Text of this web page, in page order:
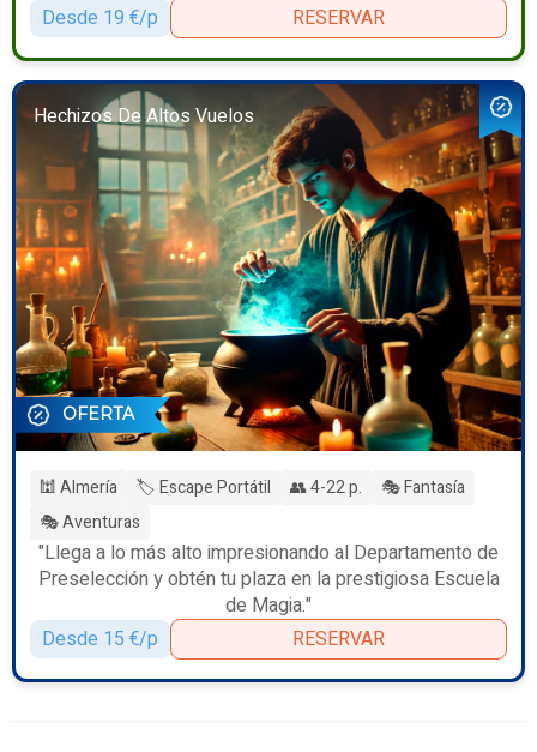
Desde 19 €/p
RESERVAR
Hechizos De Altos Vuelos
OFERTA
🕍 Almería 🏷️ Escape Portátil 👥 4-22 p.
🎭 Fantasía
🎭 Aventuras
"Llega a lo más alto impresionando al Departamento de
Preselección y obtén tu plaza en la prestigiosa Escuela
de Magia."
Desde 15 €/p
RESERVAR